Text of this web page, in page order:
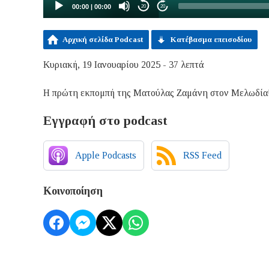
00:00 00:00 20 20
Αρχική σελίδα Podcast Κατέβασμα επεισοδίου
Κυριακή, 19 Ιανουαρίου 2025 - 37 λεπτά
Η πρώτη εκπομπή της Ματούλας Ζαμάνη στον
Εγγραφή στο podcast
Apple Podcasts RSS Feed
Κοινοποίηση